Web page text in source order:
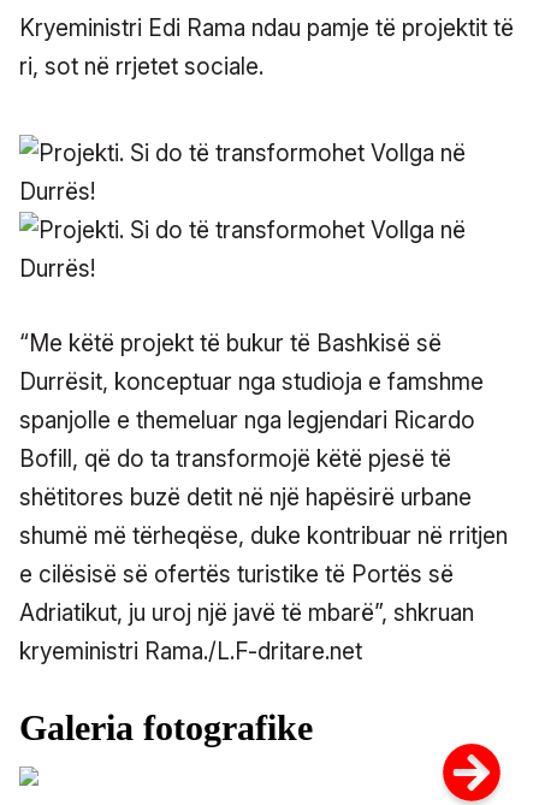
Kryeministri Edi Rama ndau pamje të projektit të
ri, sot në rrjetet sociale.
“Me këtë projekt të bukur të Bashkisë së
Durrësit, konceptuar nga studioja e famshme
spanjolle e themeluar nga legjendari Ricardo
Bofill, që do ta transformojë këtë pjesë të
shëtitores buzë detit në një hapësirë urbane
shumë më tërheqëse, duke kontribuar në rritjen
e cilësisë së ofertës turistike të Portës së
Adriatikut, ju uroj një javë të mbarë”, shkruan
kryeministri Rama./L.F-dritare.net